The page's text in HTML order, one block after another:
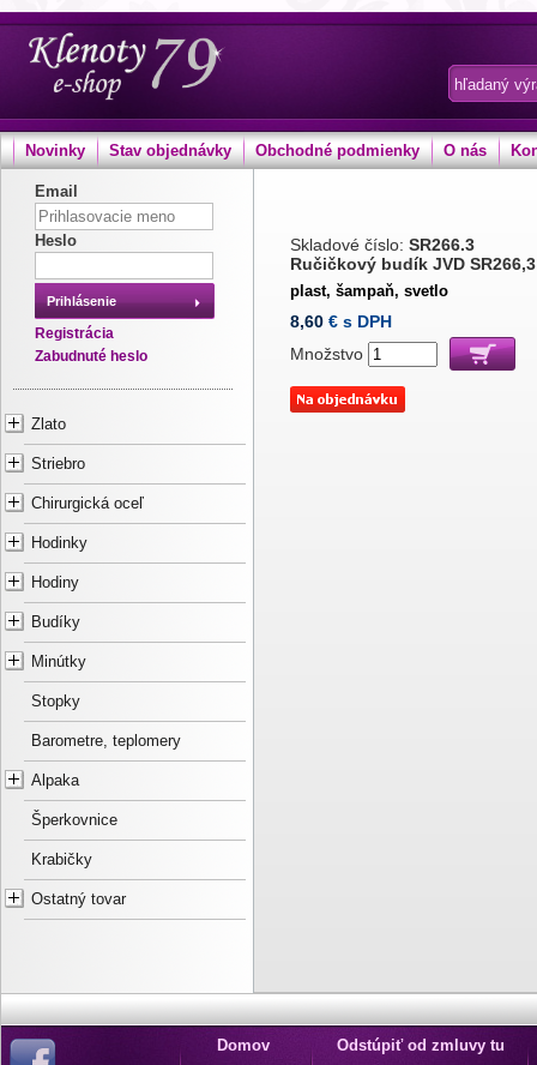
Novinky Stav objednávky Obchodné podmienky O nás
Email
Heslo
Prihlásenie
Registrácia
Zabudnuté heslo
Zlato
Striebro
Chirurgická oceľ
Hodinky
Hodiny
Budíky
Minútky
Stopky
Barometre, teplomery
Alpaka
Šperkovnice
Krabičky
Ostatný tovar
Skladové číslo: SR266.3
Ručičkový budík JVD SR266,3
plast, šampaň, svetlo
8,60 € s DPH
Množstvo
Domov
Odstúpiť od zmluvy tu